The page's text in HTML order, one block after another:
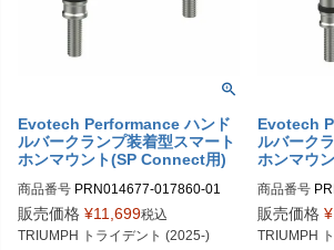
PRN015536-015554-016067-01747
PRN015536-015554-016067-01747
PRN015536-015554-016067-01747
PRN015536-015554-016067-01747
9-22
PRN015536-015554-016067-01747
9-23
Evotech Performance ハンド
ルバークランプ装着型スマート
ホンマウント(SP Connect用)
-)
商品番号 PRN014677-017860-01
販売価格 ¥11,699税込
TRIUMPH トライデント (2025-)
Evotech
ルバーク
ホンマウ
商品番号
販売価格 ¥
TRIUMPH